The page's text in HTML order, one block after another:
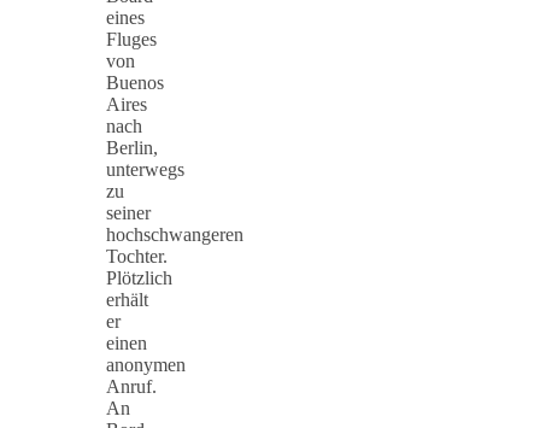
eines
Fluges
von
Buenos
Aires
nach
Berlin,
unterwegs
zu
seiner
hochschwangeren
Tochter.
Plötzlich
erhält
er
einen
anonymen
Anruf.
An